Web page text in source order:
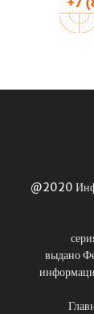
@2020
выдано